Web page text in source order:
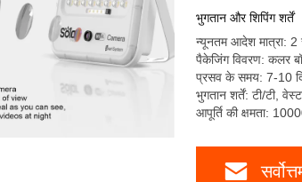
भुगतान और शिपिंग शर्तें
न्यूनतम आदेश मात्रा:
पैकेजिंग विवरण: कलर
प्रसव के समय: 7-10
भुगतान शर्तें: टी/टी,
आपूर्ति की क्षमता: